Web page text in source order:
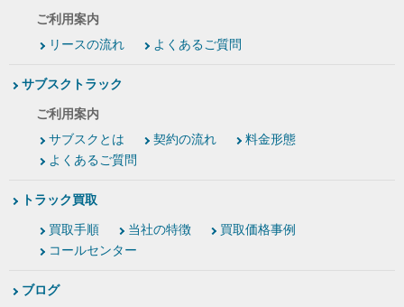
ご利用案内
リースの流れ
よくあるご質問
サブスクトラック
ご利用案内
サブスクとは
契約の流れ
料金形態
よくあるご質問
トラック買取
買取手順 当社の特徴
買取価格事例
コールセンター
ブログ